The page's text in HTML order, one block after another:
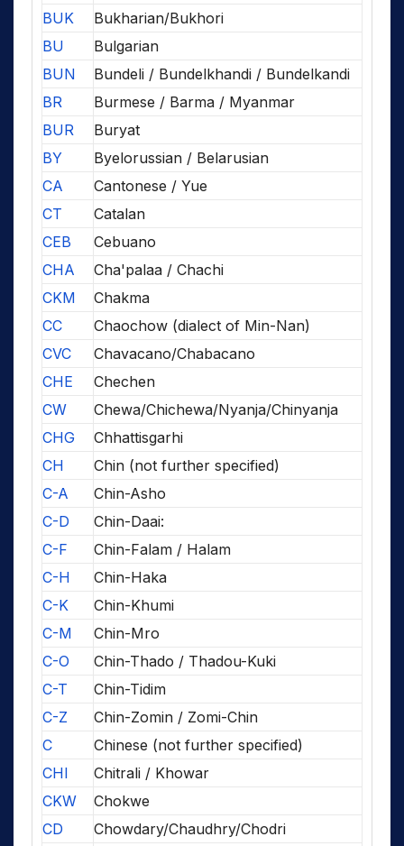
BUK
Bukharian/Bukhori
BU
Bulgarian
BUN
Bundeli / Bundelkhandi / Bundelkandi
BR
Burmese / Barma / Myanmar
BUR
Buryat
BY
Byelorussian / Belarusian
CA
Cantonese / Yue
CT
Catalan
CEB
Cebuano
CHA
Cha'palaa / Chachi
CKM
Chakma
CC
Chaochow (dialect of Min-Nan)
CVC
Chavacano/Chabacano
CHE
Chechen
CW
Chewa/Chichewa/Nyanja/Chinyanja
CHG
Chhattisgarhi
CH
Chin (not further specified)
C-A
Chin-Asho
C-D
Chin-Daai:
C-F
Chin-Falam / Halam
C-H
Chin-Haka
C-K
Chin-Khumi
C-M
Chin-Mro
C-O
Chin-Thado / Thadou-Kuki
C-T
Chin-Tidim
C-Z
Chin-Zomin / Zomi-Chin
C
Chinese (not further specified)
CHI
Chitrali / Khowar
CKW
Chokwe
CD
Chowdary/Chaudhry/Chodri